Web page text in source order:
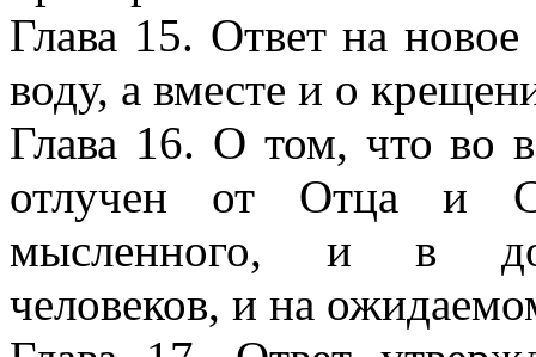
Глава 15. Ответ на
воду, а вместе и о
Глава 16. О том, что во
отлучен от Отца и
мысленного, и в
человеков, и на